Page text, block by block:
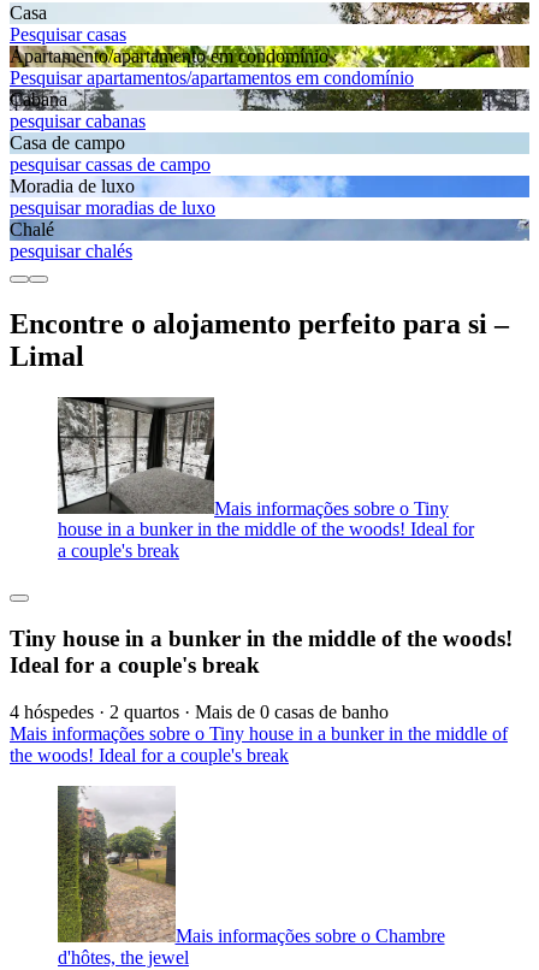
Casa
Pesquisar casas
Apartamento/apartamento em condomínio
Pesquisar apartamentos/apartamentos em condomínio
Cabana
pesquisar cabanas
Casa de campo
pesquisar cassas de campo
Moradia de luxo
pesquisar moradias de luxo
Chalé
pesquisar chalés
Encontre o alojamento perfeito para si –
Limal
Mais informações sobre o Tiny
house in a bunker in the middle of the woods! Ideal for
a couple's break
Tiny house in a bunker in the middle of the woods!
Ideal for a couple's break
4 hóspedes · 2 quartos · Mais de 0 casas de banho
Mais informações sobre o Tiny house in a bunker in the middle of
the woods! Ideal for a couple's break
Mais informações sobre o Chambre
d'hôtes, the jewel